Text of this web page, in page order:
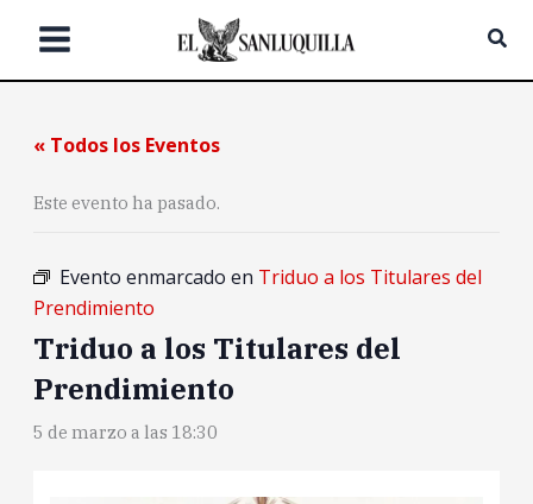
« Todos los Eventos
Este evento ha pasado.
Evento enmarcado en Triduo a los Titulares del
Prendimiento
Triduo a los Titulares del
Prendimiento
5 de marzo a las 18:30